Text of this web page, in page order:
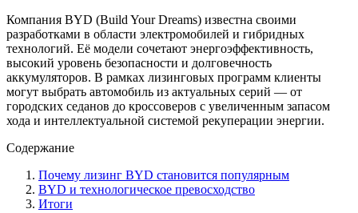
Компания BYD (Build Your Dreams) известна своими
разработками в области электромобилей и гибридных
технологий. Её модели сочетают энергоэффективность,
высокий уровень безопасности и долговечность
аккумуляторов. В рамках лизинговых программ клиенты
могут выбрать автомобиль из актуальных серий — от
городских седанов до кроссоверов с увеличенным запасом
хода и интеллектуальной системой рекуперации энергии.
Содержание
Почему лизинг BYD становится популярным
BYD и технологическое превосходство
Итоги